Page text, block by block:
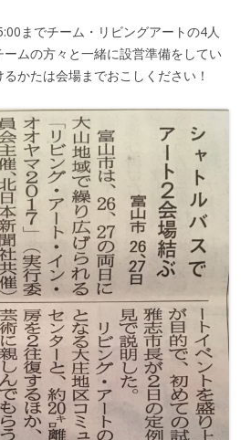
までチーム・リビングアートの4人
ムの方々と一緒に設営準備をしてい
かたは会場までおこしください！